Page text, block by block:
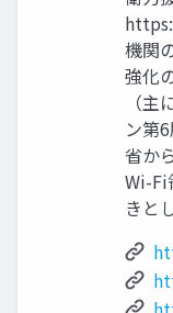
機関
強化
（
ン第
省か
Wi-Fi
きと